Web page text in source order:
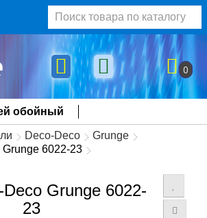
0
обойный
Deco-Deco
Grunge
6022-23
Grunge 6022-
23